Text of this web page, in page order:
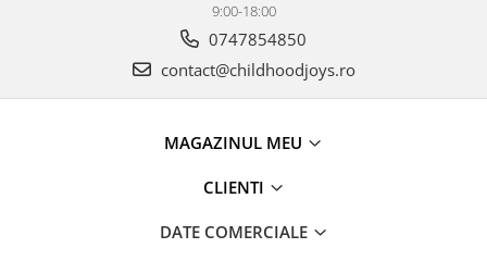
9:00-18:00
0747854850
contact@childhoodjoys.ro
MAGAZINUL MEU
CLIENTI
DATE COMERCIALE